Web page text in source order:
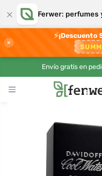
× Ferwer: perfumes
×
⚡¡Descuento
Envío gratis en